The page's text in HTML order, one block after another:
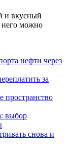
и вкусный
него можно
нефти через
за
пространство
выбор
снова и